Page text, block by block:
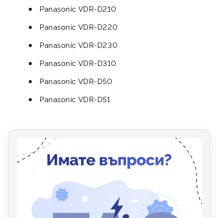
Panasonic VDR-D210
Panasonic VDR-D220
Panasonic VDR-D230
Panasonic VDR-D310
Panasonic VDR-D50
Panasonic VDR-D51